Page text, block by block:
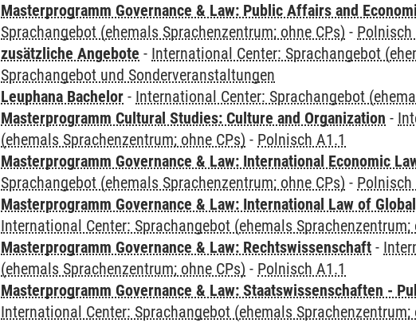
Masterprogramm Governance & Law: Public Affairs and
Sprachangebot (ehemals Sprachenzentrum; ohne CPs) - Polnisch
zusätzliche Angebote - International Center: Sprachangebot
Sprachangebot und Sonderveranstaltungen
Leuphana Bachelor - International Center: Sprachangebot
Masterprogramm Cultural Studies: Culture and Organization -
(ehemals Sprachenzentrum; ohne CPs) - Polnisch A1.1
Masterprogramm Governance & Law: International Economic
Sprachangebot (ehemals Sprachenzentrum; ohne CPs) - Polnisch
Masterprogramm Governance & Law: International Law of
International Center: Sprachangebot (ehemals Sprachenzentrum;
Masterprogramm Governance & Law: Rechtswissenschaft -
(ehemals Sprachenzentrum; ohne CPs) - Polnisch A1.1
Masterprogramm Governance & Law: Staatswissenschaften -
International Center: Sprachangebot (ehemals Sprachenzentrum;